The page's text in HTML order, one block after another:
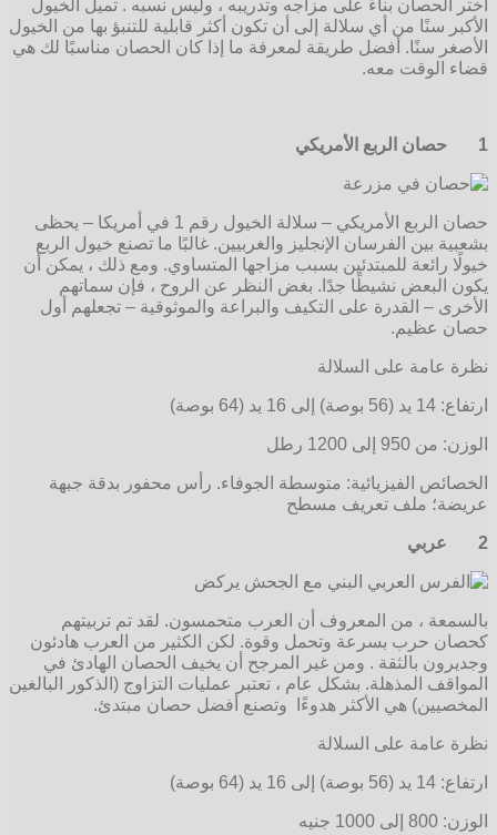
اختر الحصان بناءً على مزاجه وتدريبه ، وليس نسبه . تميل الخيول
الأكبر سنًا من أي سلالة إلى أن تكون أكثر قابلية للتنبؤ بها من الخيول
الأصغر سنًا. أفضل طريقة لمعرفة ما إذا كان الحصان مناسبًا لك هي
قضاء الوقت معه.
1 حصان الربع الأمريكي
حصان الربع الأمريكي – سلالة الخيول رقم 1 في أمريكا – يحظى
بشعبية بين الفرسان الإنجليز والغربيين. غالبًا ما تصنع خيول الربع
خيولًا رائعة للمبتدئين بسبب مزاجها المتساوي. ومع ذلك ، يمكن أن
يكون البعض نشيطًا جدًا. بغض النظر عن الروح ، فإن سماتهم
الأخرى – القدرة على التكيف والبراعة والموثوقية – تجعلهم أول
حصان عظيم.
نظرة عامة على السلالة
ارتفاع: 14 يد (56 بوصة) إلى 16 يد (64 بوصة)
الوزن: من 950 إلى 1200 رطل
الخصائص الفيزيائية: متوسطة الجوفاء. رأس محفور بدقة جبهة
عريضة؛ ملف تعريف مسطح
2 عربي
بالسمعة ، من المعروف أن العرب متحمسون. لقد تم تربيتهم
كحصان حرب بسرعة وتحمل وقوة. لكن الكثير من العرب هادئون
وجديرون بالثقة . ومن غير المرجح أن يخيف الحصان الهادئ في
المواقف المذهلة. بشكل عام ، تعتبر عمليات التزاوج (الذكور البالغين
المخصيين) هي الأكثر هدوءًا وتصنع أفضل حصان مبتدئ.
نظرة عامة على السلالة
ارتفاع: 14 يد (56 بوصة) إلى 16 يد (64 بوصة)
الوزن: 800 إلى 1000 جنيه